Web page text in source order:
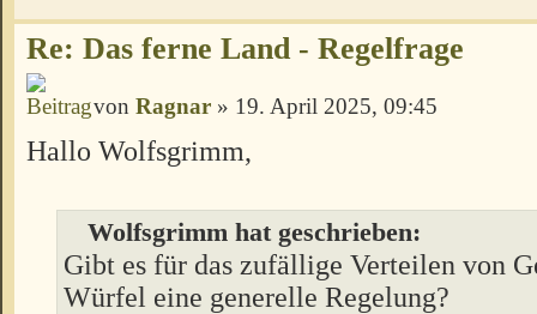
Re: Das ferne Land - Regelfrage
von Ragnar » 19. April 2025, 09:45
Hallo Wolfsgrimm,
Wolfsgrimm hat geschrieben:
Gibt es für das zufällige Verteilen von
Würfel eine generelle Regelung?